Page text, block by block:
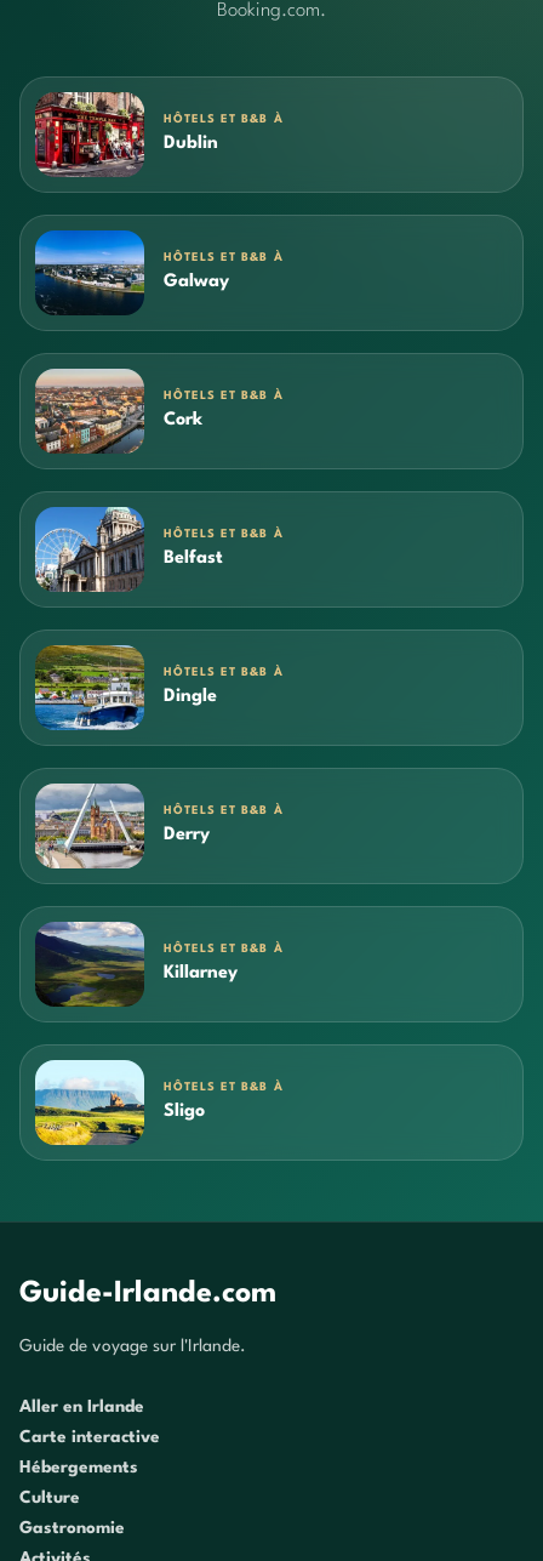
Booking.com.
HÔTELS ET B&B À
Dublin
HÔTELS ET B&B À
Galway
HÔTELS ET B&B À
Cork
HÔTELS ET B&B À
Belfast
HÔTELS ET B&B À
Dingle
HÔTELS ET B&B À
Derry
HÔTELS ET B&B À
Killarney
HÔTELS ET B&B À
Sligo
Guide-Irlande.com
Guide de voyage sur l'Irlande.
Aller en Irlande
Carte interactive
Hébergements
Culture
Gastronomie